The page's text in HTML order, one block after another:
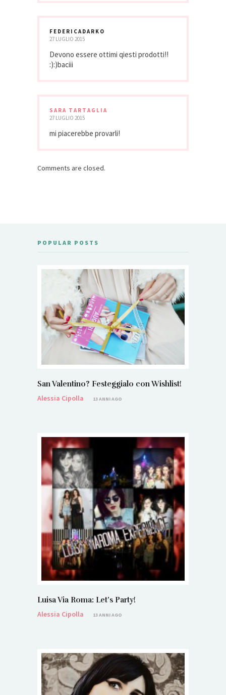
FEDERICADARKO
27 LUGLIO 2015
Devono essere ottimi qiesti prodotti!!
:):)baciii
SARA TARTAGLIA
27 LUGLIO 2015
mi piacerebbe provarli!
Comments are closed.
POPULAR POSTS
San Valentino? Festeggialo con Wishlist!
Alessia Cipolla
13 ANNI AGO
Luisa Via Roma: Let’s Party!
Alessia Cipolla
13 ANNI AGO